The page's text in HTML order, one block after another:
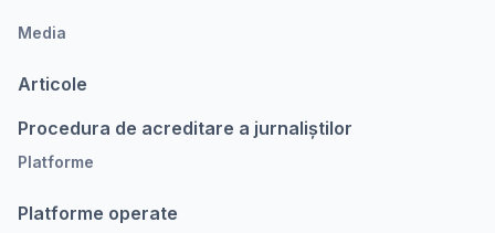
Media
Articole
Procedura de acreditare a jurnaliștilor
Platforme
Platforme operate